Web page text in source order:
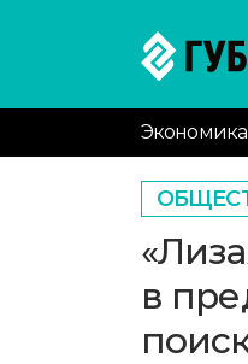
Экономика
в